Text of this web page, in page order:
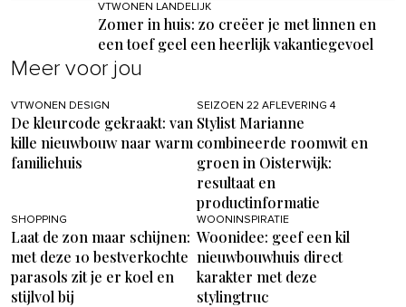
VTWONEN LANDELIJK
Zomer in huis: zo creëer je met linnen en
een toef geel een heerlijk vakantiegevoel
Meer voor jou
VTWONEN DESIGN
De kleurcode gekraakt: van
kille nieuwbouw naar warm
familiehuis
SEIZOEN 22 AFLEVERING 4
Stylist Marianne
combineerde roomwit en
groen in Oisterwijk:
resultaat en
productinformatie
SHOPPING
Laat de zon maar schijnen:
met deze 10 bestverkochte
parasols zit je er koel en
stijlvol bij
WOONINSPIRATIE
Woonidee: geef een kil
nieuwbouwhuis direct
karakter met deze
stylingtruc